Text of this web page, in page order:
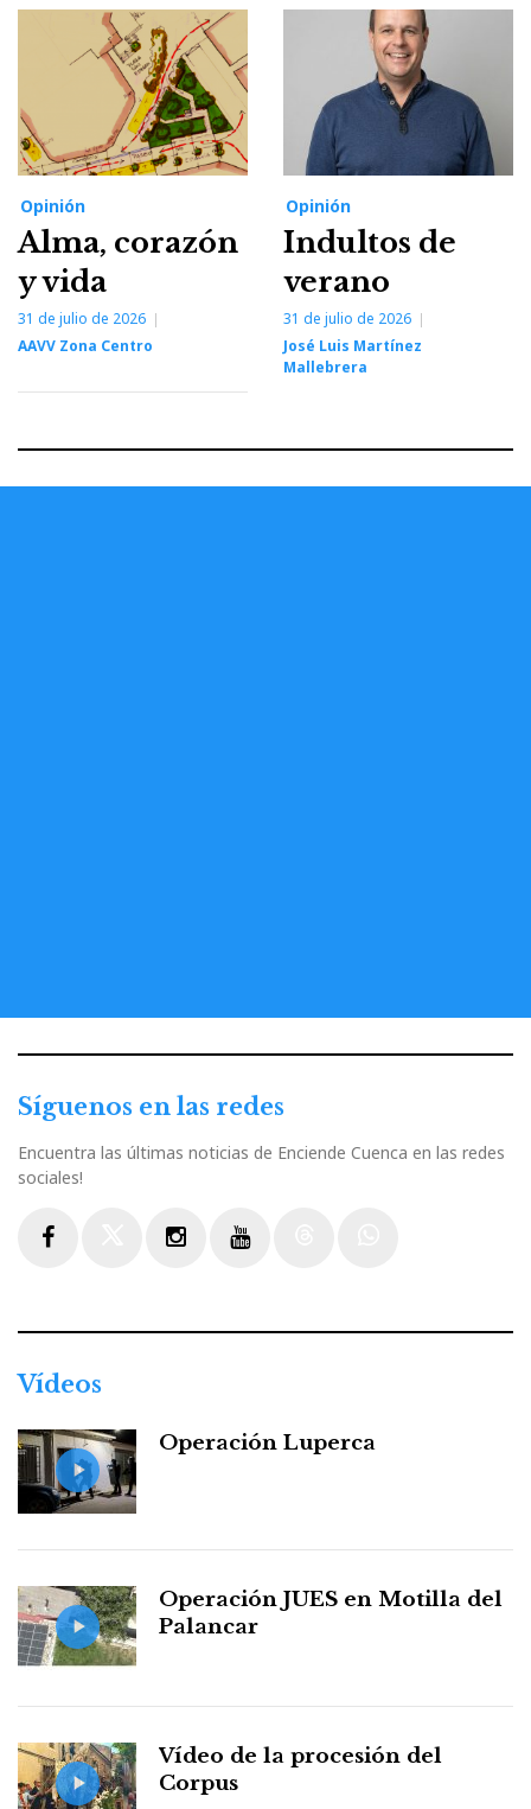
Opinión
Alma, corazón
y vida
31 de julio de 2026
AAVV Zona Centro
Opinión
Indultos de
verano
31 de julio de 2026
José Luis Martínez
Mallebrera
Síguenos en las redes
Encuentra las últimas noticias de Enciende Cuenca en las redes
sociales!
Vídeos
Operación Luperca
Operación JUES en Motilla del
Palancar
Vídeo de la procesión del
Corpus